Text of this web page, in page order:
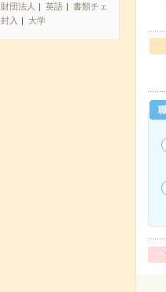
財団法人 英語
書類チェ
封入 大学